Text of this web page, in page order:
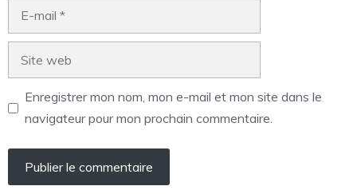
Enregistrer mon nom, mon e-mail et mon site dans le
navigateur pour mon prochain commentaire.